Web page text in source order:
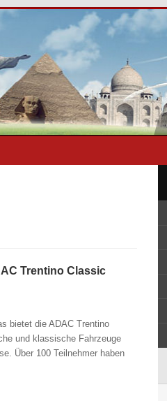
Trentino Classic
bietet die ADAC Trentino
und klassische Fahrzeuge
Über 100 Teilnehmer haben